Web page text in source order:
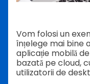
Vom folosi un
înțelege mai bine
aplicație mobilă
bazată pe cloud,
utilizatorii de